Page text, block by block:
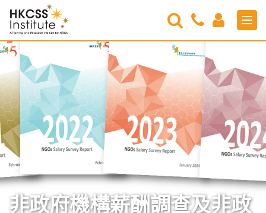
HKCSS
Institute
Search
Contact
Us
Login
非政府機構薪酬調查及非政